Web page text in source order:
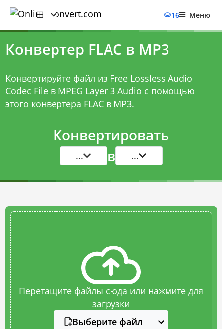
16 Меню
Конвертер FLAC в MP3
Конвертируйте файл из Free Lossless Audio
Codec File в MPEG Layer 3 Audio с помощью
этого конвертера FLAC в MP3.
Конвертировать
... в ...
Перетащите файлы сюда или нажмите для
загрузки
Выберите файл